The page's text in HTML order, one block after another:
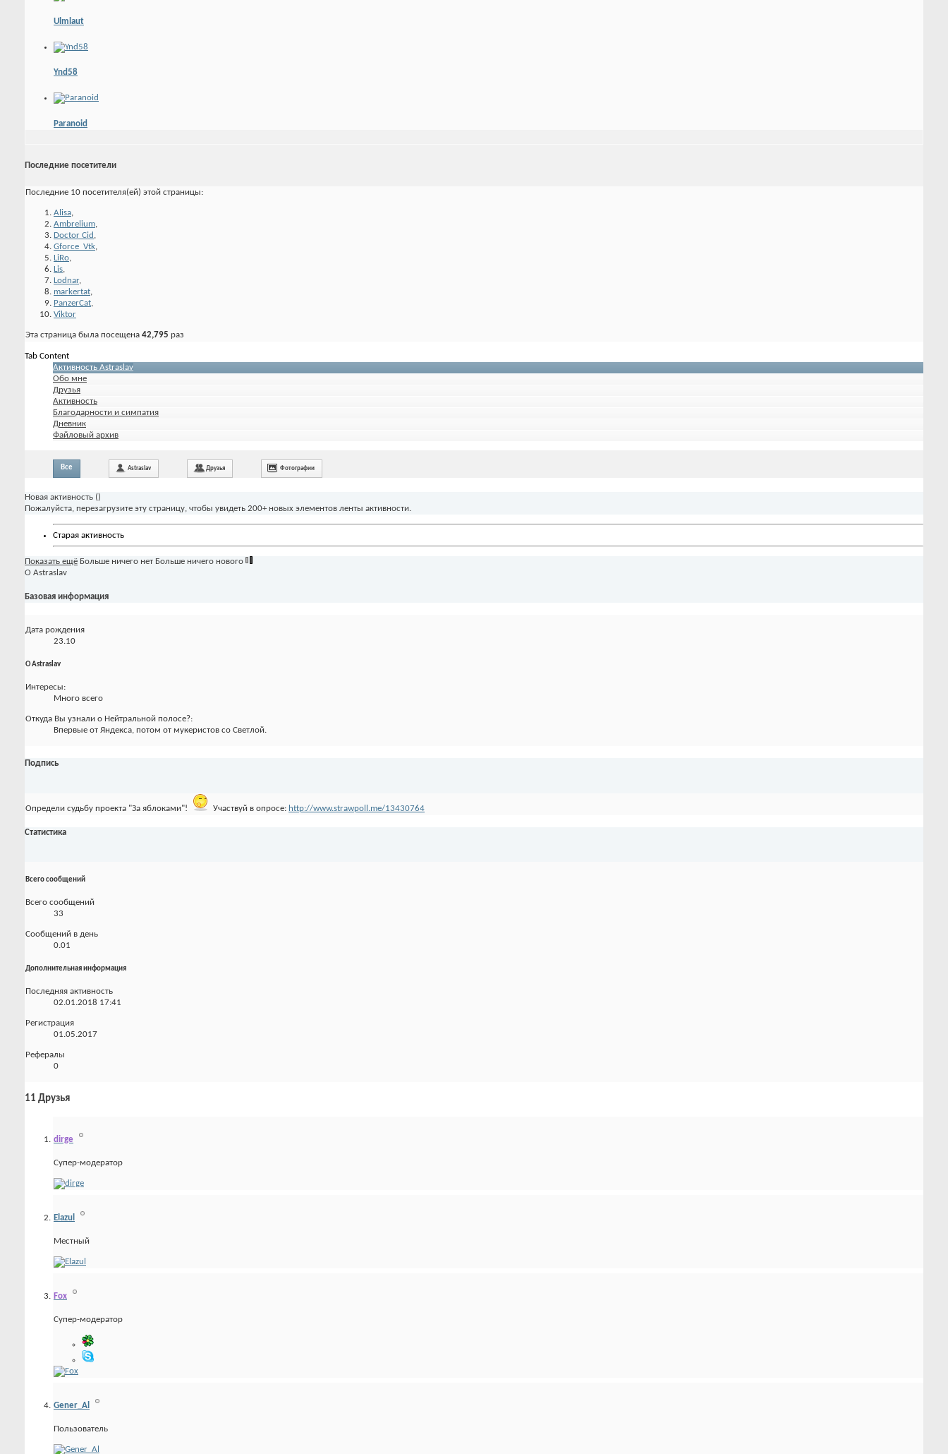
Ulmlaut
Ynd58
Paranoid
Последние посетители
Последние 10 посетителя(ей) этой страницы:
Alisa,
Ambrelium,
Doctor Cid ,
Gforce_Vtk,
LiRo,
Lis,
Lodnar,
markertat,
PanzerCat,
Viktor
Эта страница была посещена 42,795 раз
Tab Content
Активность Astraslav
Обо мне
Друзья
Активность
Благодарности и симпатия
Дневник
Файловый архив
Все Astraslav Друзья Фотографии
Новая активность ()
Пожалуйста, перезагрузите эту страницу, чтобы увидеть 200+ новых элементов ленты активности.
Старая активность
Показать ещё Больше ничего нет Больше ничего нового
О Astraslav
Базовая информация
Дата рождения
23.10
О Astraslav
Интересы:
Много всего
Откуда Вы узнали о Нейтральной полосе?:
Впервые от Яндекса, потом от мукеристов со Светлой.
Подпись
Определи судьбу проекта "За яблоками"! Участвуй в опросе: http://www.strawpoll.me/13430764
Статистика
Всего сообщений
Всего сообщений
33
Сообщений в день
0.01
Дополнительная информация
Последняя активность
02.01.2018 17:41
Регистрация
01.05.2017
Рефералы
0
11 Друзья
dirge
Супер-модератор
Elazul
Местный
Fox
Супер-модератор
Gener_Al
Пользователь